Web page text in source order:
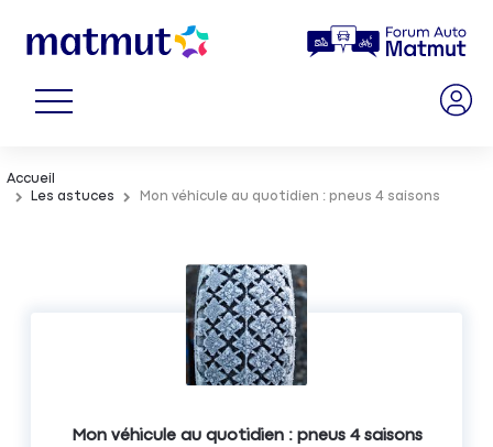
Accueil
Les astuces
Mon véhicule au quotidien : pneus 4 saisons
Mon véhicule au quotidien : pneus 4 saisons